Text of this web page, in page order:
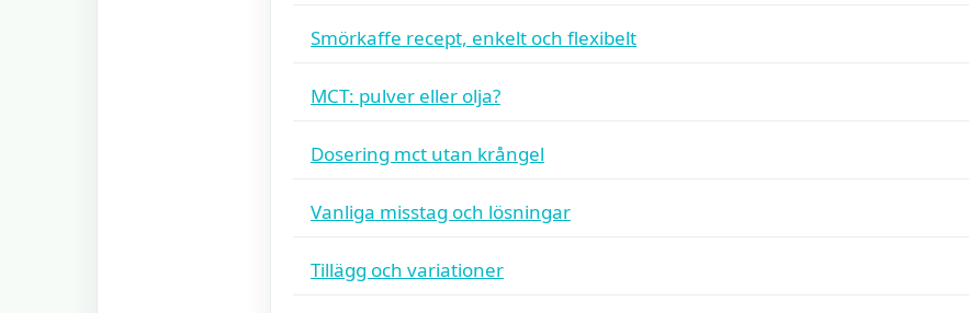
Smörkaffe recept, enkelt och flexibelt
MCT: pulver eller olja?
Dosering mct utan krångel
Vanliga misstag och lösningar
Tillägg och variationer